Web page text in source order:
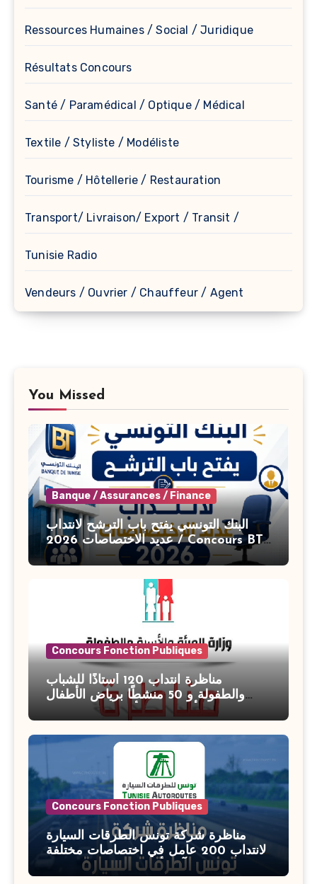
Ressources Humaines / Social / Juridique
Résultats Concours
Santé / Paramédical / Optique / Médical
Textile / Styliste / Modéliste
Tourisme / Hôtellerie / Restauration
Transport/ Livraison/ Export / Transit /
Tunisie Radio
Vendeurs / Ouvrier / Chauffeur / Agent
You Missed
Banque / Assurances / Finance
البنك التونسي يفتح باب الترشح لانتداب
عديد الاختصاصات 2026 / Concours BT
Banque de Tunisie 2026
Concours Fonction Publiques
مناظرة انتداب 120 أستاذًا للشباب
والطفولة و 50 منشطًا برياض الأطفال
بوزارة الأسرة والمرأة والطفولة وكبار
Concours Fonction Publiques
مناظرة شركة تونس الطرقات السيارة
لانتداب 200 عامل في اختصاصات مختلفة
آخر أجل : 21 جويلية 2026